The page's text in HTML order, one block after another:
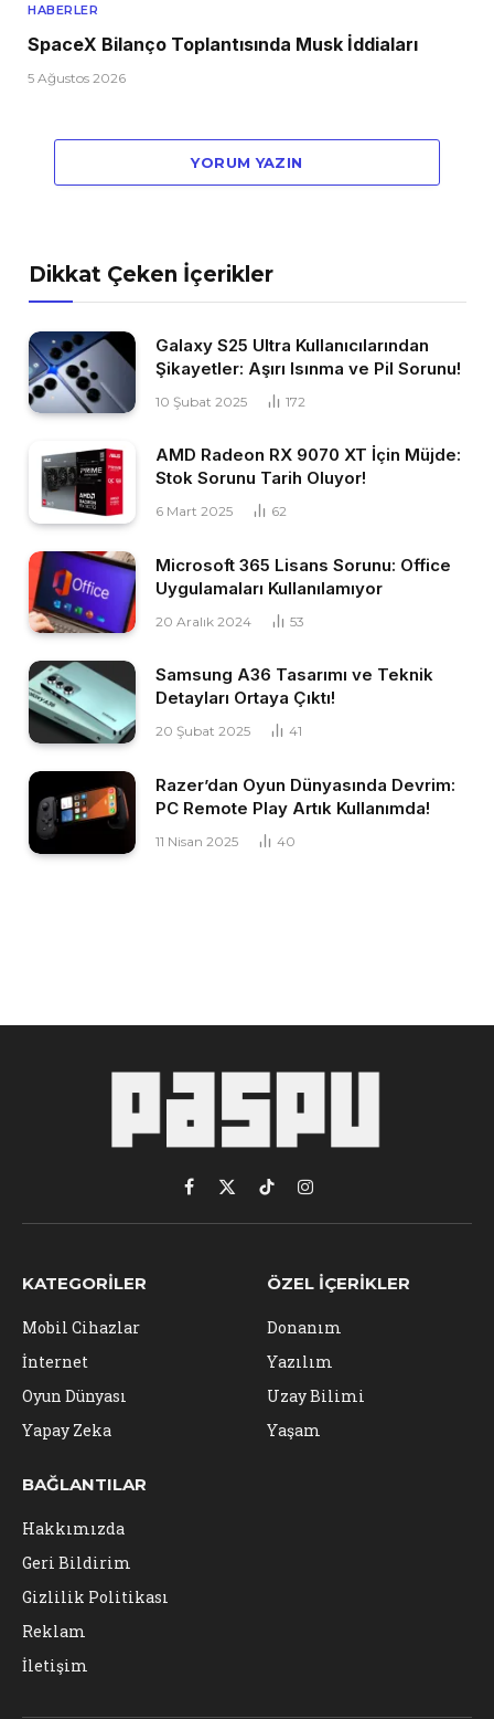
HABERLER
SpaceX Bilanço Toplantısında Musk İddiaları
5 Ağustos 2026
YORUM YAZIN
Dikkat Çeken İçerikler
Galaxy S25 Ultra Kullanıcılarından
Şikayetler: Aşırı Isınma ve Pil Sorunu!
10 Şubat 2025 172
AMD Radeon RX 9070 XT İçin Müjde:
Stok Sorunu Tarih Oluyor!
6 Mart 2025 62
Microsoft 365 Lisans Sorunu: Office
Uygulamaları Kullanılamıyor
20 Aralık 2024 53
Samsung A36 Tasarımı ve Teknik
Detayları Ortaya Çıktı!
20 Şubat 2025 41
Razer’dan Oyun Dünyasında Devrim:
PC Remote Play Artık Kullanımda!
11 Nisan 2025 40
Facebook
X
(Twitter)
TikTokInstagram
KATEGORILER
Mobil Cihazlar
İnternet
Oyun Dünyası
Yapay Zeka
ÖZEL İÇERIKLER
Donanım
Yazılım
Uzay Bilimi
Yaşam
BAĞLANTILAR
Hakkımızda
Geri Bildirim
Gizlilik Politikası
Reklam
İletişim